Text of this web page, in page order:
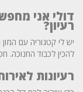
דולי אני
רעיון?
להכין לכבוד החנוכה.
רעיונות